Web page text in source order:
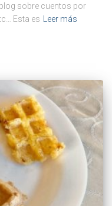
sobre cuentos por
Esta es
Leer más